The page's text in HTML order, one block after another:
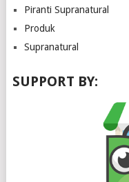
Piranti Supranatural
Produk
Supranatural
SUPPORT BY: